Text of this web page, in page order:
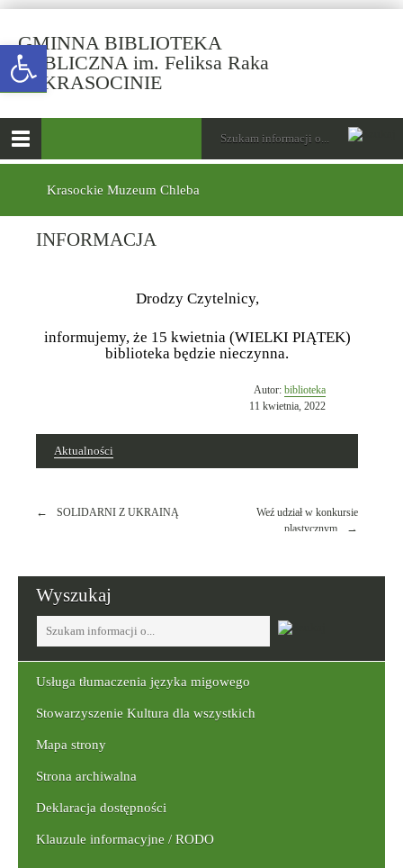
Open toolbar
GMINNA BIBLIOTEKA
PUBLICZNA im. Feliksa Raka
W KRASOCINIE-
górne
Otwórz
menu
wpisz
szukaną
Krasockie Muzeum Chleba
INFORMACJA
Drodzy Czytelnicy,
informujemy, że 15 kwietnia (WIELKI PIĄTEK)
biblioteka będzie nieczynna.
Autor:bibliotekaOpublikowano
w
11 kwietnia, 2022
Aktualności
Nawigacja
SOLIDARNI Z UKRAINĄ
Weź udział w konkursie
plastycznym
Wyszukaj
wpisz
Usługa tłumaczenia języka migowego
Stowarzyszenie Kultura dla wszystkich
Mapa strony
Strona archiwalna
Deklaracja dostępności
Klauzule informacyjne / RODO